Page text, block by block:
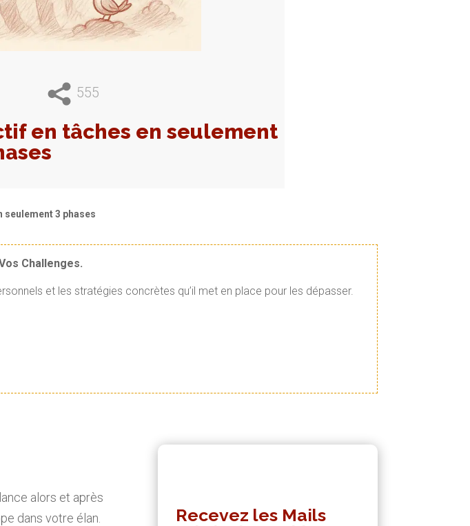
555
en tâches en seulement
seulement 3 phases
Challenges.
et les stratégies concrètes qu’il met en place pour les dépasser.
alors et après
dans votre élan.
Recevez les Mails